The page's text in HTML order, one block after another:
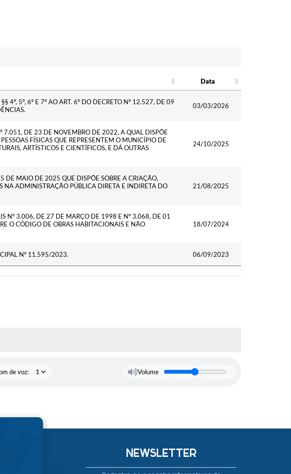
Data
4º, 5º, 6º E 7º AO ART. 6º DO DECRETO Nº 12.527, DE 09
03/03/2026
7.051, DE 23 DE NOVEMBRO DE 2022, A QUAL DISPÕE
FÍSICAS QUE REPRESENTEM O MUNICÍPIO DE
ARTÍSTICOS E CIENTÍFICOS, E DÁ OUTRAS
24/10/2025
DE MAIO DE 2025 QUE DISPÕE SOBRE A CRIAÇÃO,
NA ADMINISTRAÇÃO PÚBLICA DIRETA E INDIRETA DO
21/08/2025
Nº 3.006, DE 27 DE MARÇO DE 1998 E Nº 3.068, DE 01
O CÓDIGO DE OBRAS HABITACIONAIS E NÃO
18/07/2024
N° 11.595/2023. 06/09/2023
de voz: Volume
NEWSLETTER